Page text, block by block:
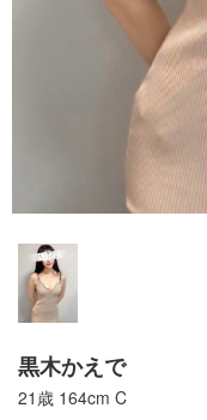
黒木かえで
21歳 164cm C